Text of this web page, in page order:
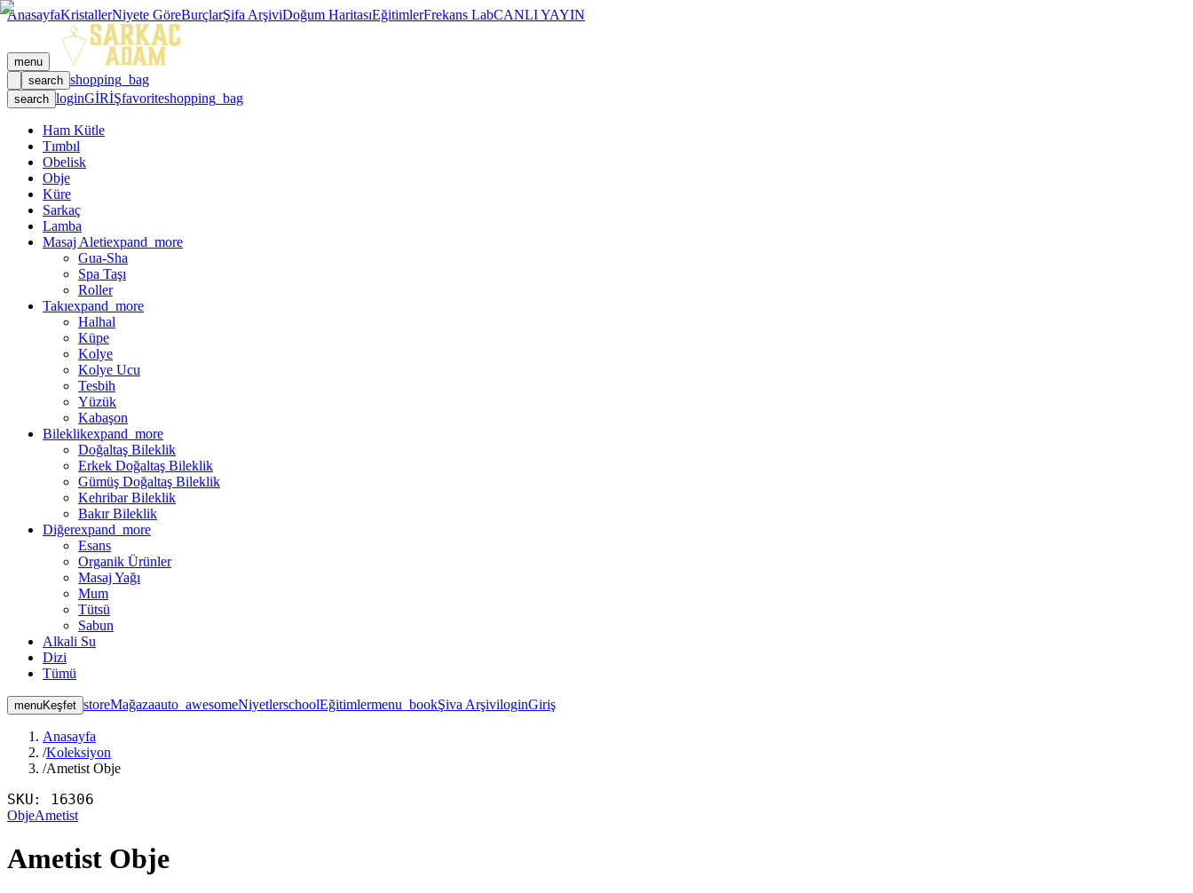
AnasayfaKristallerNiyete GöreBurçlarŞifa ArşiviDoğum HaritasıEğitimlerFrekans LabCANLI YAYIN
menu
search shopping_bag
search loginGİRİŞfavoriteshopping_bag
Ham Kütle
Tımbıl
Obelisk
Obje
Küre
Sarkaç
Lamba
Masaj Aletiexpand_more
Gua-Sha
Spa Taşı
Roller
Takıexpand_more
Halhal
Küpe
Kolye
Kolye Ucu
Tesbih
Yüzük
Kabaşon
Bileklikexpand_more
Doğaltaş Bileklik
Erkek Doğaltaş Bileklik
Gümüş Doğaltaş Bileklik
Kehribar Bileklik
Bakır Bileklik
Diğerexpand_more
Esans
Organik Ürünler
Masaj Yağı
Mum
Tütsü
Sabun
Alkali Su
Dizi
Tümü
menuKeşfet storeMağazaauto_awesomeNiyetlerschoolEğitimlermenu_bookŞiva ArşiviloginGiriş
Anasayfa
/Koleksiyon
/Ametist Obje
SKU: 16306
ObjeAmetist
Ametist Obje